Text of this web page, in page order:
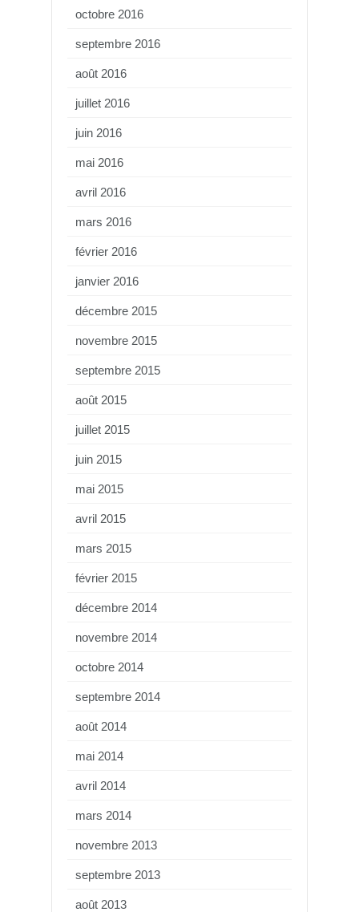
octobre 2016
septembre 2016
août 2016
juillet 2016
juin 2016
mai 2016
avril 2016
mars 2016
février 2016
janvier 2016
décembre 2015
novembre 2015
septembre 2015
août 2015
juillet 2015
juin 2015
mai 2015
avril 2015
mars 2015
février 2015
décembre 2014
novembre 2014
octobre 2014
septembre 2014
août 2014
mai 2014
avril 2014
mars 2014
novembre 2013
septembre 2013
août 2013